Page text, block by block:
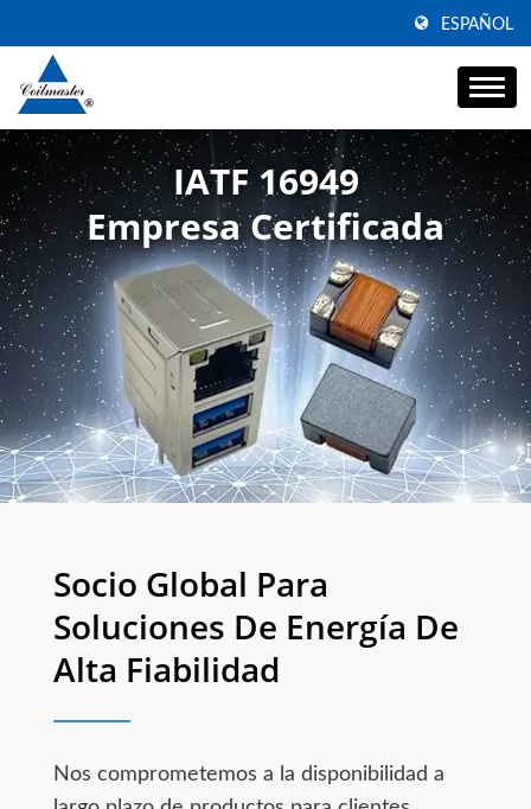
ESPAÑOL
IATF 16949
Empresa Certificada
Socio Global Para
Soluciones De Energía De
Alta Fiabilidad
Nos comprometemos a la disponibilidad a